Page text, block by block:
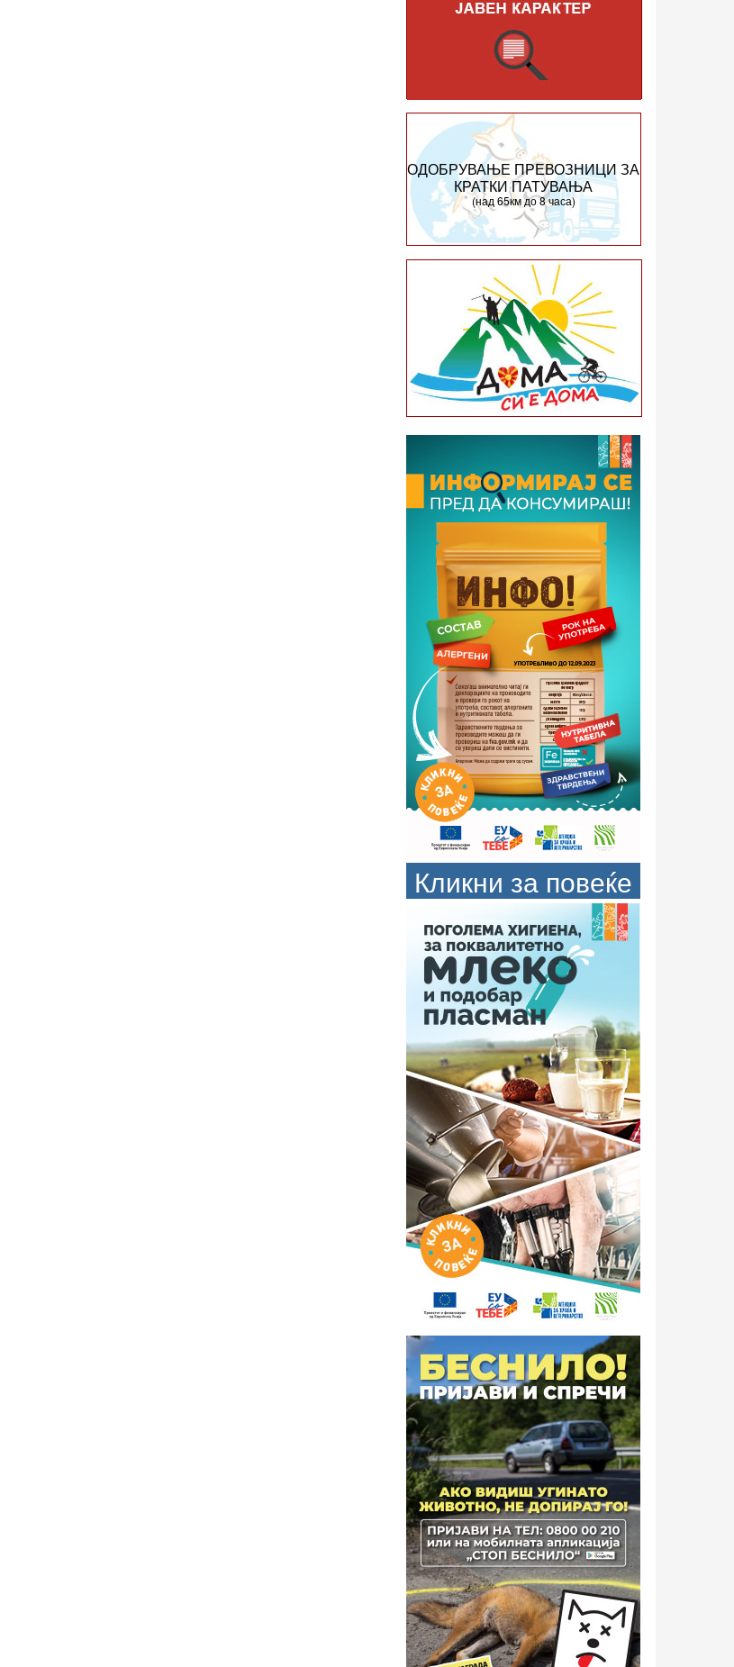
ОДОБРУВАЊЕ ПРЕВОЗНИЦИ ЗА
КРАТКИ ПАТУВАЊА
(над 65км до 8 часа)
Кликни за повеќе